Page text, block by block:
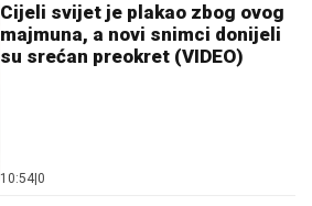
Cijeli svijet je plakao zbog ovog
majmuna, a novi snimci donijeli
su srećan preokret (VIDEO)
10:54 0